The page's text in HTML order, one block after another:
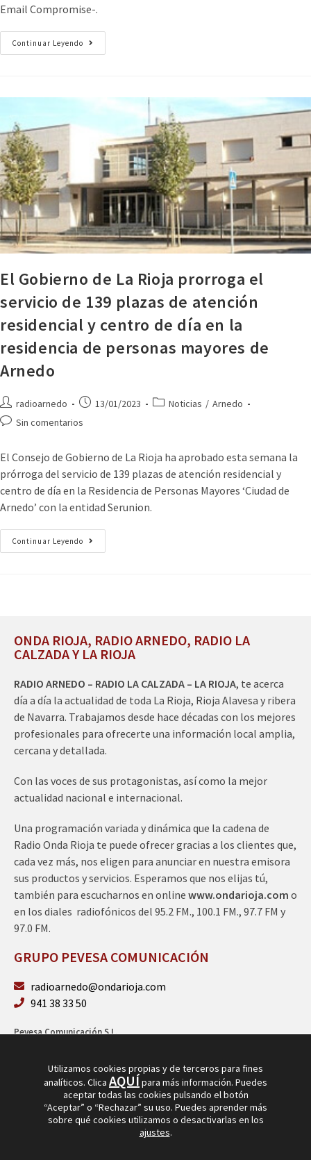
Email Compromise-.
Continuar Leyendo
El Gobierno de La Rioja prorroga el
servicio de 139 plazas de atención
residencial y centro de día en la
residencia de personas mayores de
Arnedo
radioarnedo 13/01/2023 Noticias / Arnedo
Sin comentarios
El Consejo de Gobierno de La Rioja ha aprobado esta semana la
prórroga del servicio de 139 plazas de atención residencial y
centro de día en la Residencia de Personas Mayores ‘Ciudad de
Arnedo’ con la entidad Serunion.
Continuar Leyendo
ONDA RIOJA, RADIO ARNEDO, RADIO LA
CALZADA Y LA RIOJA
RADIO ARNEDO – RADIO LA CALZADA – LA RIOJA, te acerca
día a día la actualidad de toda La Rioja, Rioja Alavesa y ribera
de Navarra. Trabajamos desde hace décadas con los mejores
profesionales para ofrecerte una información local amplia,
cercana y detallada.
Con las voces de sus protagonistas, así como la mejor
actualidad nacional e internacional.
Una programación variada y dinámica que la cadena de
Radio Onda Rioja te puede ofrecer gracias a los clientes que,
cada vez más, nos eligen para anunciar en nuestra emisora
sus productos y servicios. Esperamos que nos elijas tú,
también para escucharnos en online www.ondarioja.com o
en los diales radiofónicos del 95.2 FM., 100.1 FM., 97.7 FM y
97.0 FM.
GRUPO PEVESA COMUNICACIÓN
radioarnedo@ondarioja.com
941 38 33 50
Pevesa Comunicación S.L.
Utilizamos cookies propias y de terceros para fines
analíticos. Clica AQUÍpara más información. Puedes
aceptar todas las cookies pulsando el botón
“Aceptar” o “Rechazar” su uso. Puedes aprender más
sobre qué cookies utilizamos o desactivarlas en los
ajustes.